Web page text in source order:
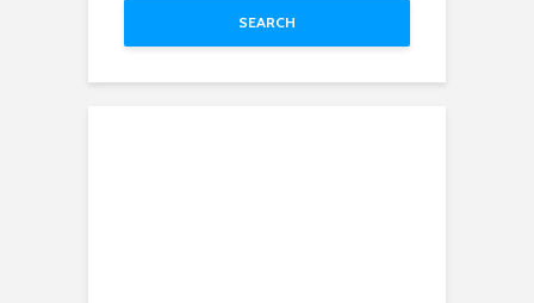
SEARCH